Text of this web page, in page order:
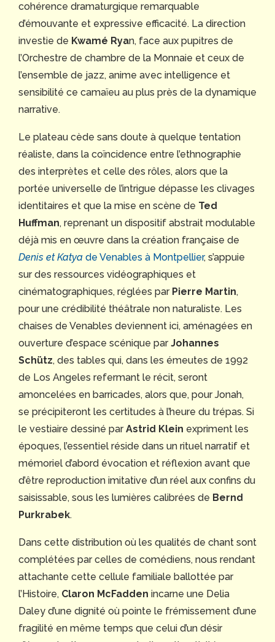
cohérence dramaturgique remarquable
d’émouvante et expressive efficacité. La direction
investie de Kwamé Ryan, face aux pupitres de
l’Orchestre de chambre de la Monnaie et ceux de
l’ensemble de jazz, anime avec intelligence et
sensibilité ce camaïeu au plus près de la dynamique
narrative.
Le plateau cède sans doute à quelque tentation
réaliste, dans la coïncidence entre l’ethnographie
des interprètes et celle des rôles, alors que la
portée universelle de l’intrigue dépasse les clivages
identitaires et que la mise en scène de Ted
Huffman, reprenant un dispositif abstrait modulable
déjà mis en œuvre dans la création française de
Denis et Katya de Venables à Montpellier, s’appuie
sur des ressources vidéographiques et
cinématographiques, réglées par Pierre Martin,
pour une crédibilité théâtrale non naturaliste. Les
chaises de Venables deviennent ici, aménagées en
ouverture d’espace scénique parJohannes
Schütz, des tables qui, dans les émeutes de 1992
de Los Angeles refermant le récit, seront
amoncelées en barricades, alors que, pour Jonah,
se précipiteront les certitudes à l’heure du trépas. Si
le vestiaire dessiné parAstrid Klein expriment les
époques, l’essentiel réside dans un rituel narratif et
mémoriel d’abord évocation et réflexion avant que
d’être reproduction imitative d’un réel aux confins du
saisissable, sous les lumières calibrées de Bernd
Purkrabek.
Dans cette distribution où les qualités de chant sont
complétées par celles de comédiens, nous rendant
attachante cette cellule familiale ballottée par
l’Histoire, Claron McFadden incarne une Delia
Daley d’une dignité où pointe le frémissement d’une
fragilité en même temps que celui d’un désir